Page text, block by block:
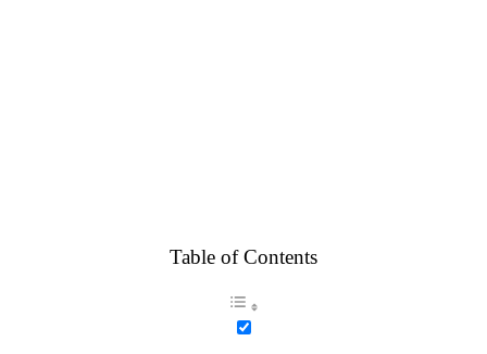
Table of Contents